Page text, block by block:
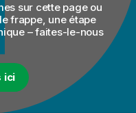
sur cette page ou
frappe, une étape
– faites-le-nous
ici